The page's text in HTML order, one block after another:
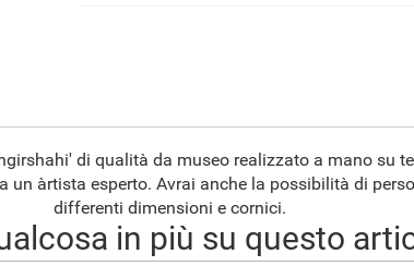
di qualità da museo realizzato a mano su
un àrtista esperto. Avrai anche la possibilità di
differenti dimensioni e cornici.
in più su questo